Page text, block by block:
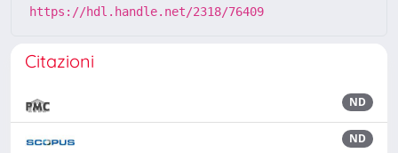
https://hdl.handle.net/2318/76409
Citazioni
ND
ND